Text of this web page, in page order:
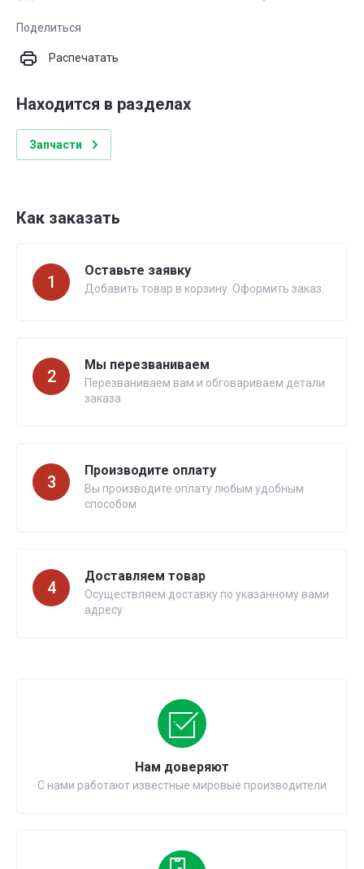
Поделиться
Распечатать
Находится в разделах
Запчасти
Как заказать
1
Оставьте заявку
Добавить товар в корзину. Оформить заказ.
2
Мы перезваниваем
Перезваниваем вам и обговариваем детали
заказа
3
Производите оплату
Вы производите оплату любым удобным
способом
4
Доставляем товар
Осуществляем доставку по указанному вами
адресу
Нам доверяют
С нами работают известные мировые производители